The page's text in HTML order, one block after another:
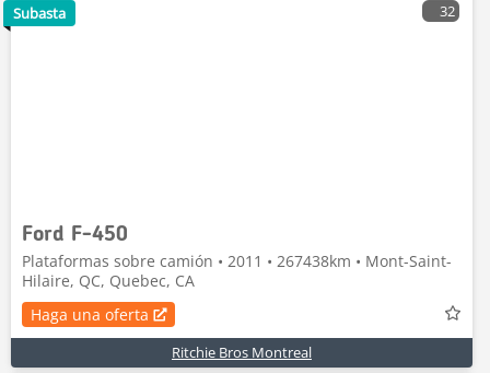
32
Ford F-450
Plataformas sobre camión • 2011 • 267438km • Mont-Saint-
Hilaire, QC, Quebec, CA
Haga una oferta
Ritchie Bros Montreal
Subasta